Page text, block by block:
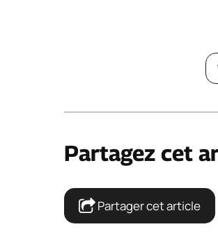
Partagez cet
Partager cet article